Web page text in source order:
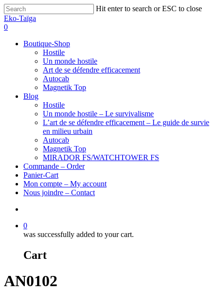
Hit enter to search or ESC to close
Eko-Taïga
0
Boutique-Shop
Hostile
Un monde hostile
Art de se défendre efficacement
Autocab
Magnetik Top
Blog
Hostile
Un monde hostile – Le survivalisme
L’art de se défendre efficacement – Le guide de survie
en milieu urbain
Autocab
Magnetik Top
MIRADOR FS/WATCHTOWER FS
Commande – Order
Panier-Cart
Mon compte – My account
Nous joindre – Contact
0
was successfully added to your cart.
Cart
AN0102